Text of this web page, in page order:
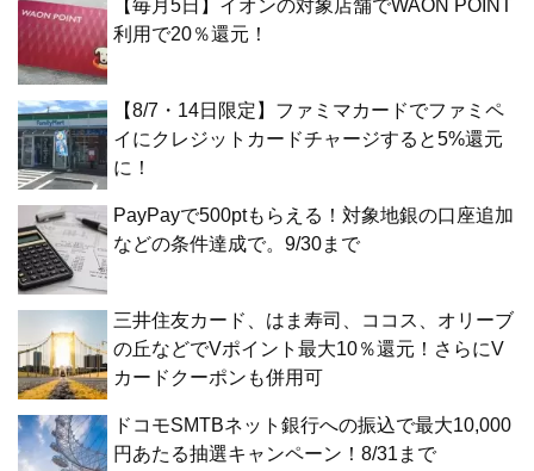
【毎月5日】イオンの対象店舗でWAON POINT
利用で20％還元！
【8/7・14日限定】ファミマカードでファミペ
イにクレジットカードチャージすると5%還元
に！
PayPayで500ptもらえる！対象地銀の口座追加
などの条件達成で。9/30まで
三井住友カード、はま寿司、ココス、オリーブ
の丘などでVポイント最大10％還元！さらにV
カードクーポンも併用可
ドコモSMTBネット銀行への振込で最大10,000
円あたる抽選キャンペーン！8/31まで